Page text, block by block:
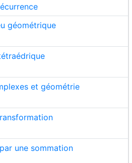
géométrique
et géométrie
une sommation